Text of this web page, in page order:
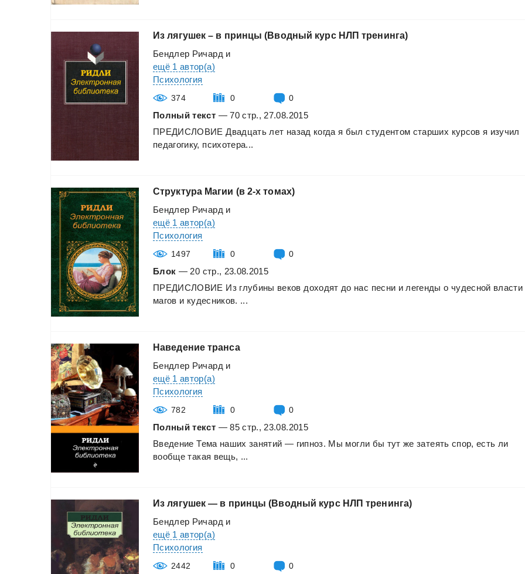
Из лягушек – в принцы (Вводный курс НЛП тренинга)
Бендлер Ричард и
ещё 1 автор(а)
Психология
374 0 0
Полный текст — 70 стр., 27.08.2015
ПРЕДИСЛОВИЕ Двадцать лет назад когда я был студентом старших курсов я изучил
педагогику, психотера...
Структура Магии (в 2-х томах)
Бендлер Ричард и
ещё 1 автор(а)
Психология
1497 0 0
Блок — 20 стр., 23.08.2015
ПРЕДИСЛОВИЕ Из глубины веков доходят до нас песни и легенды о чудесной власти
магов и кудесников. ...
Наведение транса
Бендлер Ричард и
ещё 1 автор(а)
Психология
782 0 0
Полный текст — 85 стр., 23.08.2015
Введение Тема наших занятий — гипноз. Мы могли бы тут же затеять спор, есть ли
вообще такая вещь, ...
Из лягушек — в принцы (Вводный курс НЛП тренинга)
Бендлер Ричард и
ещё 1 автор(а)
Психология
2442 0 0